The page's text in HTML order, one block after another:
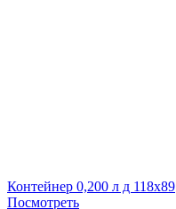
Контейнер 0,200 л д 118х89
Посмотреть